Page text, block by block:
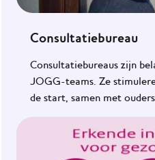
Consultatiebureau
Consultatiebureaus zijn
JOGG-teams. Ze
de start, samen met